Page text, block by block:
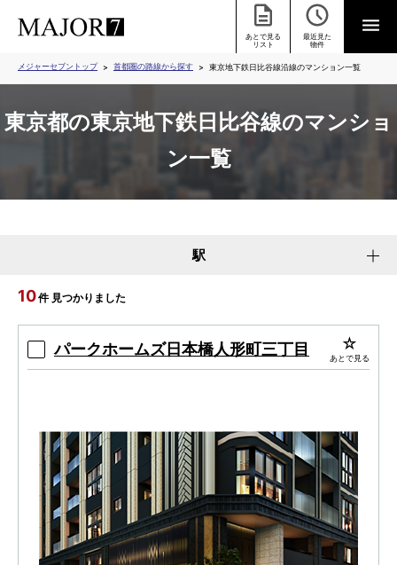
あとで見る
リスト
最近見た
物件
メジャーセブントップ 首都圏の路線から探す 東京地下鉄日比谷線沿線のマンション一覧
東京都の東京地下鉄日比谷線のマンショ
ン一覧
駅
10件 見つかりました
パークホームズ日本橋人形町三丁目 あとで見る